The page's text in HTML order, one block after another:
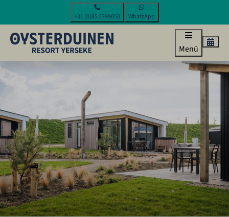
+31 (0)85 2399050 WhatsApp
Menü